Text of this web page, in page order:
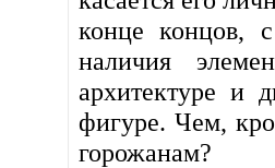
конце концов,
наличия
архитектуре и
фигуре. Чем,
горожанам?